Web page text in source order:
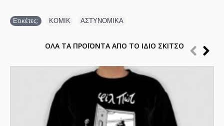
Ετικέτες: ΚΟΜΙΚ ΑΣΤΥΝΟΜΙΚΑ
ΟΛΑ ΤΑ ΠΡΟΪΟΝΤΑ ΑΠΟ ΤΟ ΙΔΙΟ ΣΚΙΤΣΟ